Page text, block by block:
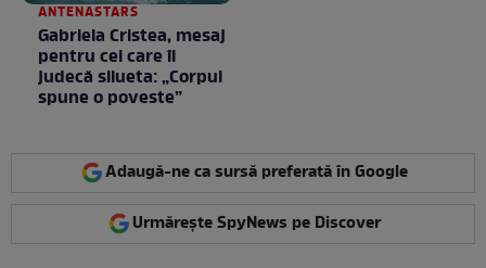
ANTENASTARS
Gabriela Cristea, mesaj
pentru cei care îi
judecă silueta: „Corpul
spune o poveste”
Adaugă-ne ca sursă preferată în Google
Urmărește SpyNews pe Discover